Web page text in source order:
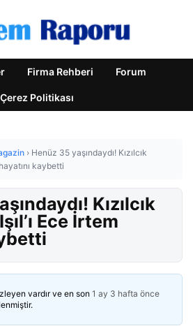
Firma Rehberi Forum
Çerez Politikası
› Henüz 35 yaşındaydı! Kızılcık
kaybetti
Kızılcık
Ece İrtem
vardır ve en son 1 ay 3 hafta önce